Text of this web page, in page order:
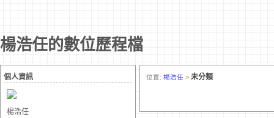
楊浩任的數位歷程檔
個人資訊
楊浩任
位置: 楊浩任 > 未分類